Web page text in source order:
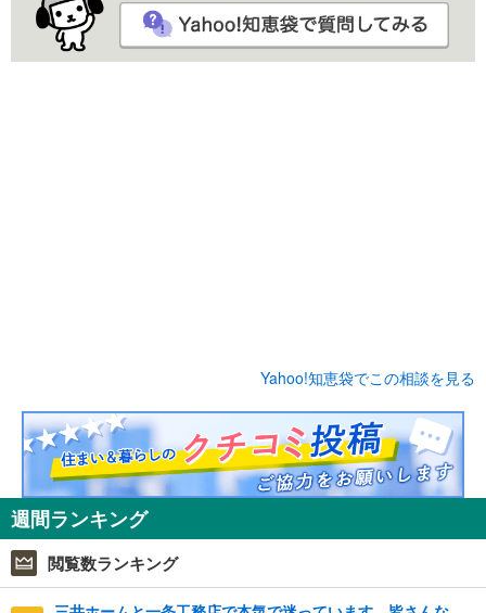
Yahoo!知恵袋でこの相談を見る
週間ランキング
閲覧数ランキング